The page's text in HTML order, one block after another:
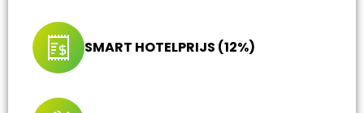
SMART HOTELPRIJS (12%)